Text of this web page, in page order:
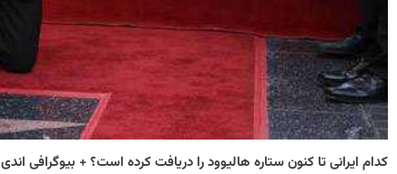
کدام ایرانی تا کنون ستاره هالیوود را دریافت کرده است؟ + بیوگرافی اندی